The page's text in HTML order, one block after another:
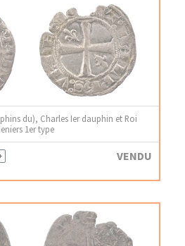
du), Charles Ier dauphin et Roi
1er type
VENDU